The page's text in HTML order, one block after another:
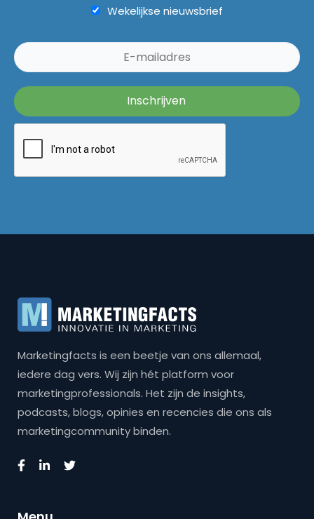
Wekelijkse nieuwsbrief
Marketingfacts is een beetje van ons allemaal,
iedere dag vers. Wij zijn hét platform voor
marketingprofessionals. Het zijn de insights,
podcasts, blogs, opinies en recencies die ons als
marketingcommunity binden.